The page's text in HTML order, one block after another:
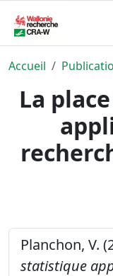
Accueil
La
Planchon, V.
statistique